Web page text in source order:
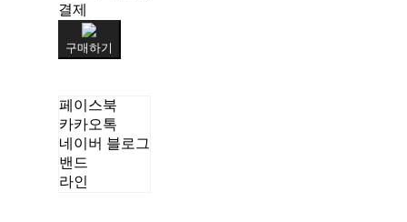
결제
구매하기
페이스북
카카오톡
네이버 블로그
밴드
라인